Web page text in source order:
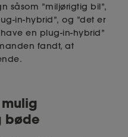
såsom ”miljørigtig bil”,
in-hybrid”, og ”det er
en plug-in-hybrid”
fandt, at
bøde